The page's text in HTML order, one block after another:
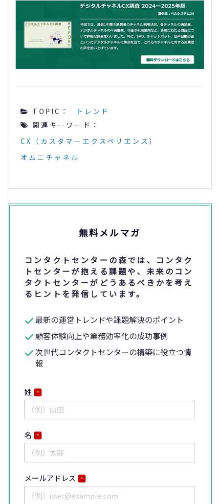
TOPIC：
トレンド
関連キーワード：
CX（カスタマーエクスペリエンス）
オムニチャネル
無料メルマガ
コンタクトセンターの森では、コンタク
トセンターが抱える課題や、未来のコン
タクトセンターがどうあるべきかを考え
るヒントを発信しています。
最新の運営トレンドや課題解決のポイント
顧客体験向上や業務効率化の成功事例
次世代コンタクトセンターの構築に役立つ情
報
姓 *
名 *
メールアドレス *